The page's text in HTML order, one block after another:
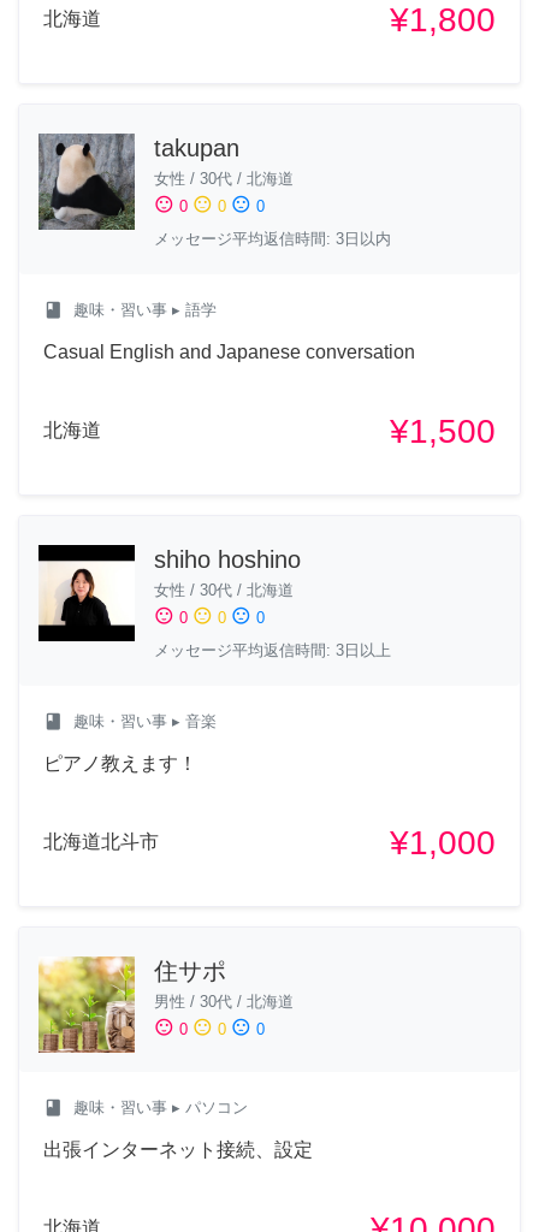
北海道 ¥1,800
takupan
女性 / 30代 / 北海道
sentiment_satisfied 0 sentiment_neutral 0 sentiment_dissatisfied 0
メッセージ平均返信時間: 3日以内
class 趣味・習い事 ▸ 語学
Casual English and Japanese conversation
北海道 ¥1,500
shiho hoshino
女性 / 30代 / 北海道
sentiment_satisfied 0 sentiment_neutral 0 sentiment_dissatisfied 0
メッセージ平均返信時間: 3日以上
class 趣味・習い事 ▸ 音楽
ピアノ教えます！
北海道北斗市 ¥1,000
住サポ
男性 / 30代 / 北海道
sentiment_satisfied 0 sentiment_neutral 0 sentiment_dissatisfied 0
class 趣味・習い事 ▸ パソコン
出張インターネット接続、設定
北海道